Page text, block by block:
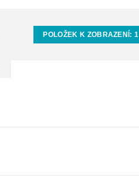
POLOŽEK K ZOBRAZENÍ:1